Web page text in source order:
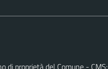
proprietà del Comune - CMS: